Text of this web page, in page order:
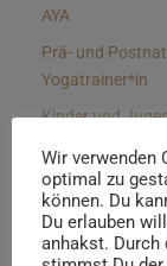
AYA
Prä- und
Yogatrainer*in
Kinder und
Yin
Hormon
Wir verwenden
optimal zu
können. Du
Du erlauben
anhakst. Durch